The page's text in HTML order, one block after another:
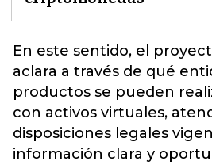
En este sentido, el
aclara a través de qué
productos se pueden
con activos virtuales,
disposiciones legales
información clara y